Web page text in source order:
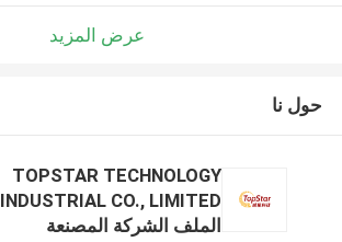
عرض المزيد
حول نا
TOPSTAR TECHNOLOGY
INDUSTRIAL CO., LIMITED
الملف الشركة المصنعة